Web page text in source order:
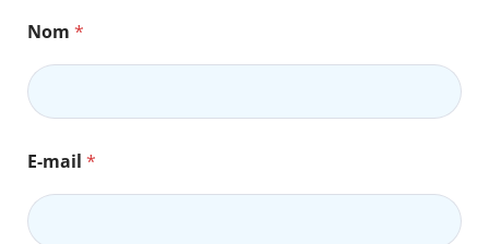
Nom *
-
a
i
E-mail *